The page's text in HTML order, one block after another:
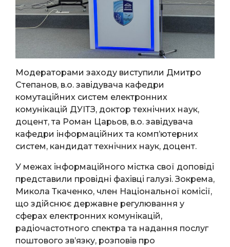
Модераторами заходу виступили Дмитро
Степанов, в.о. завідувача кафедри
комутаційних систем електронних
комунікацій ДУІТЗ, доктор технічних наук,
доцент, та Роман Царьов, в.о. завідувача
кафедри інформаційних та комп’ютерних
систем, кандидат технічних наук, доцент.
У межах інформаційного містка свої доповіді
представили провідні фахівці галузі. Зокрема,
Микола Ткаченко, член Національної комісії,
що здійснює державне регулювання у
сферах електронних комунікацій,
радіочастотного спектра та надання послуг
поштового зв’язку, розповів про